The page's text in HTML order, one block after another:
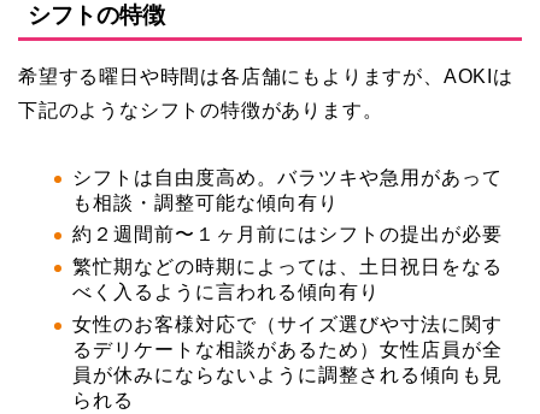
シフトの特徴
希望する曜日や時間は各店舗にもよりますが、AOKIは
下記のようなシフトの特徴があります。
シフトは自由度高め。バラツキや急用があって
も相談・調整可能な傾向有り
約２週間前〜１ヶ月前にはシフトの提出が必要
繁忙期などの時期によっては、土日祝日をなる
べく入るように言われる傾向有り
女性のお客様対応で（サイズ選びや寸法に関す
るデリケートな相談があるため）女性店員が全
員が休みにならないように調整される傾向も見
られる